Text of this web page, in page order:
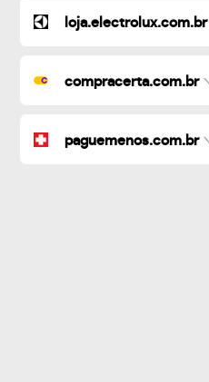
loja.electrolux.com.br
compracerta.com.br
paguemenos.com.br